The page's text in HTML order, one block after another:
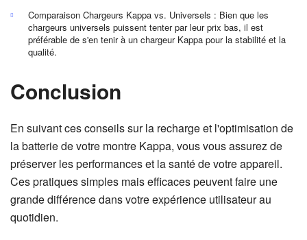
Comparaison Chargeurs Kappa vs. Universels : Bien que les
chargeurs universels puissent tenter par leur prix bas, il est
préférable de s'en tenir à un chargeur Kappa pour la stabilité et la
qualité.
Conclusion
En suivant ces conseils sur la recharge et l'optimisation de
la batterie de votre montre Kappa, vous vous assurez de
préserver les performances et la santé de votre appareil.
Ces pratiques simples mais efficaces peuvent faire une
grande différence dans votre expérience utilisateur au
quotidien.